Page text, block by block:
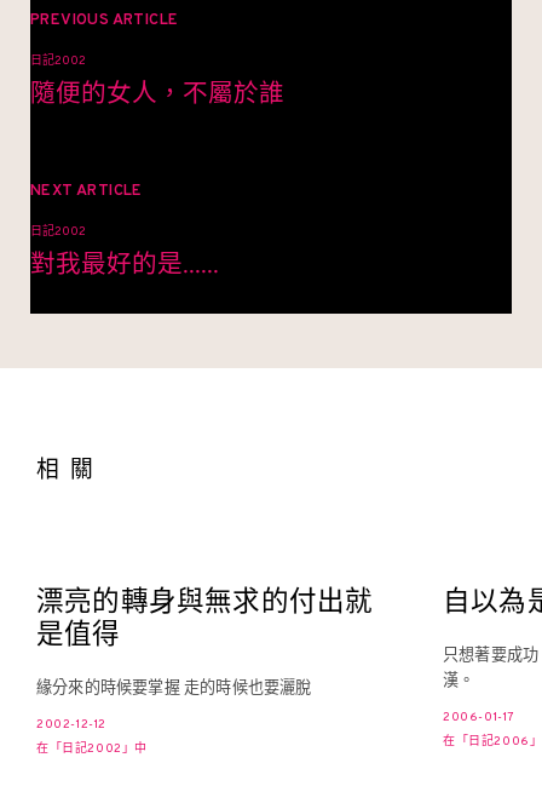
章
導
PREVIOUS ARTICLE
日記2002
隨便的女人，不屬於誰
NEXT ARTICLE
日記2002
對我最好的是......
相關
漂亮的轉身與無求的付出就
是值得
緣分來的時候要掌握 走的時候也要灑脫
2002-12-12
在「日記2002」中
自以為
只想著要成
漢。
2006-01-17
在「日記2006